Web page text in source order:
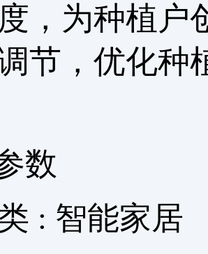
，为种植户
节，优化种
数
: 智能家居